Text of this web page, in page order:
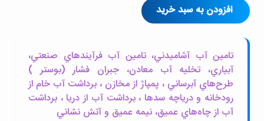
افزودن به سبد خرید
تامين آب آشاميدني، تامين آب فرآيندهاي صنعتي،
آبياري، تخليه آب معادن، جبران فشار (بوستر )
طرح‌هاي آبرساني ، پمپاژ از مخازن ، برداشت آب خام از
رودخانه و درياچه سدها ، برداشت آب از دريا ، برداشت
آب از چاه‌هاي عميق، نيمه عميق و آتش نشاني